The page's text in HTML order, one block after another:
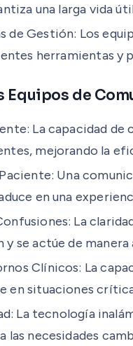
una larga vida
de Gestión: Los
herramientas y
Equipos de
La capacidad
mejorando la
Una
en una
La
se actúe de manera
Clínicos: La
en situaciones
La tecnología
las necesidades